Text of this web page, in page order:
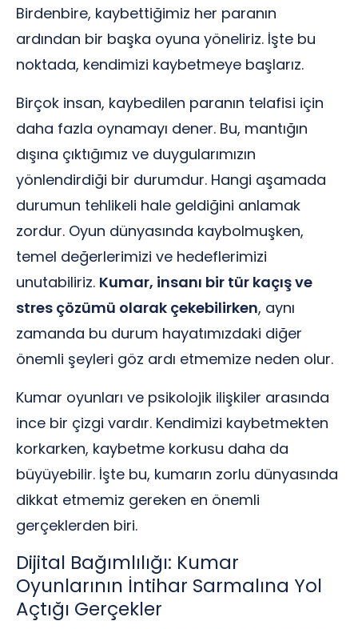
Birdenbire, kaybettiğimiz her paranın
ardından bir başka oyuna yöneliriz. İşte bu
noktada, kendimizi kaybetmeye başlarız.
Birçok insan, kaybedilen paranın telafisi için
daha fazla oynamayı dener. Bu, mantığın
dışına çıktığımız ve duygularımızın
yönlendirdiği bir durumdur. Hangi aşamada
durumun tehlikeli hale geldiğini anlamak
zordur. Oyun dünyasında kaybolmuşken,
temel değerlerimizi ve hedeflerimizi
unutabiliriz. Kumar, insanı bir tür kaçış ve
stres çözümü olarak çekebilirken, aynı
zamanda bu durum hayatımızdaki diğer
önemli şeyleri göz ardı etmemize neden olur.
Kumar oyunları ve psikolojik ilişkiler arasında
ince bir çizgi vardır. Kendimizi kaybetmekten
korkarken, kaybetme korkusu daha da
büyüyebilir. İşte bu, kumarın zorlu dünyasında
dikkat etmemiz gereken en önemli
gerçeklerden biri.
Dijital Bağımlılığı: Kumar
Oyunlarının İntihar Sarmalına Yol
Açtığı Gerçekler